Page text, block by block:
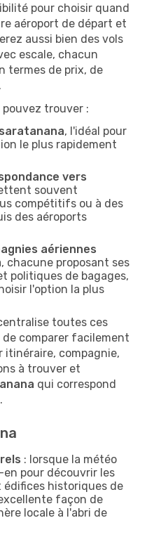
pour choisir quand
aéroport de départ et
aussi bien des vols
escale, chacun
termes de prix, de
trouver :
, l'idéal pour
le plus rapidement
vers
souvent
compétitifs ou à des
des aéroports
aériennes
chacune proposant ses
politiques de bagages,
l'option la plus
toutes ces
comparer facilement
itinéraire, compagnie,
à trouver et
qui correspond
: lorsque la météo
pour découvrir les
édifices historiques de
façon de
locale à l'abri de